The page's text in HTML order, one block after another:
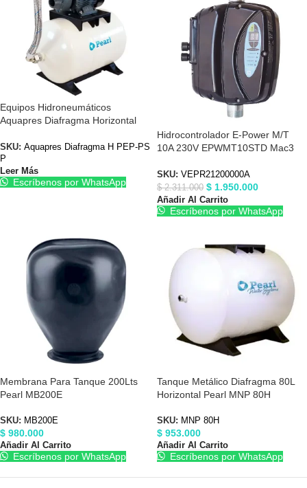
Equipos Hidroneumáticos
Aquapres Diafragma Horizontal
SKU: Aquapres Diafragma H PEP-PS
P
Leer Más
Escríbenos por WhatsApp
Hidrocontrolador E-Power M/T
10A 230V EPWMT10STD Mac3
SKU: VEPR21200000A
$2.311.000 $ 1.950.000
Añadir Al Carrito
Escríbenos por WhatsApp
Membrana Para Tanque 200Lts
Pearl MB200E
SKU: MB200E
$ 980.000
Añadir Al Carrito
Escríbenos por WhatsApp
Tanque Metálico Diafragma 80L
Horizontal Pearl MNP 80H
SKU: MNP 80H
$ 953.000
Añadir Al Carrito
Escríbenos por WhatsApp